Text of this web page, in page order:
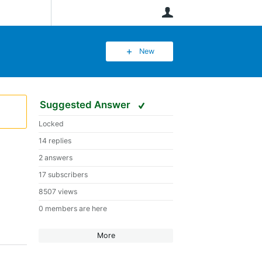
New
Suggested Answer
Locked
14 replies
2 answers
17 subscribers
8507 views
0 members are here
More